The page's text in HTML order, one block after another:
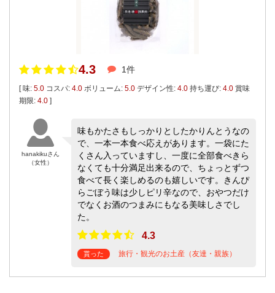
4.3 1件
[ 味: 5.0 コスパ: 4.0 ボリューム: 5.0 デザイン性: 4.0 持ち運び: 4.0 賞味
期限: 4.0 ]
hanakikuさん
（女性）
味もかたさもしっかりとしたかりんとうなの
で、一本一本食べ応えがあります。一袋にた
くさん入っていますし、一度に全部食べきら
なくても十分満足出来るので、ちょっとずつ
食べて長く楽しめるのも嬉しいです。きんぴ
らごぼう味は少しピリ辛なので、おやつだけ
でなくお酒のつまみにもなる美味しさでし
た。
4.3
貰った 旅行・観光のお土産（友達・親族）